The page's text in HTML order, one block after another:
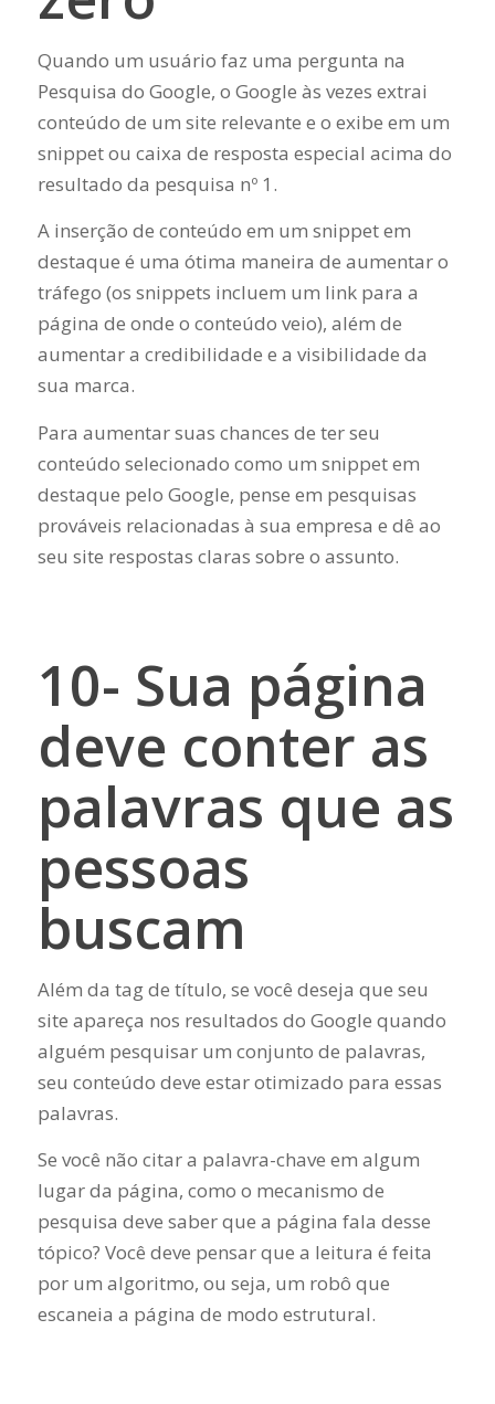
Quando um usuário faz uma pergunta na
Pesquisa do Google, o Google às vezes extrai
conteúdo de um site relevante e o exibe em um
snippet ou caixa de resposta especial acima do
resultado da pesquisa nº 1.
A inserção de conteúdo em um snippet em
destaque é uma ótima maneira de aumentar o
tráfego (os snippets incluem um link para a
página de onde o conteúdo veio), além de
aumentar a credibilidade e a visibilidade da
sua marca.
Para aumentar suas chances de ter seu
conteúdo selecionado como um snippet em
destaque pelo Google, pense em pesquisas
prováveis ​​relacionadas à sua empresa e dê ao
seu site respostas claras sobre o assunto.
10- Sua página
deve conter as
palavras que as
pessoas
buscam
Além da tag de título, se você deseja que seu
site apareça nos resultados do Google quando
alguém pesquisar um conjunto de palavras,
seu conteúdo deve estar otimizado para essas
palavras.
Se você não citar a palavra-chave em algum
lugar da página, como o mecanismo de
pesquisa deve saber que a página fala desse
tópico? Você deve pensar que a leitura é feita
por um algoritmo, ou seja, um robô que
escaneia a página de modo estrutural.